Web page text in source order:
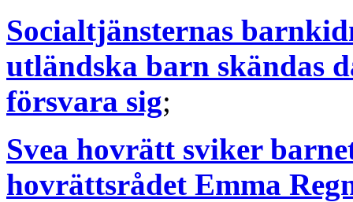
Socialtjänsternas
utländska barn skändas
försvara sig;
Svea hovrätt sviker
hovrättsrådet Emma